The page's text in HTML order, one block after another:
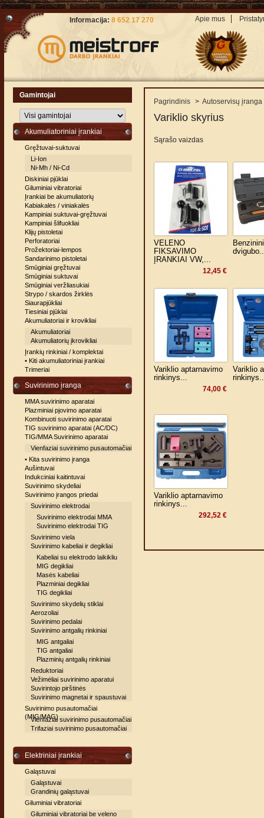
Apie mus
Informacija: 8 652 17 270
Gamintojai
Akumuliatoriniai įrankiai
Gręžtuvai-suktuvai
Li-Ion
Ni-Mh / Ni-Cd
Diskiniai pjūklai
Giluminiai vibratoriai
Įrankiai be akumuliatorių
Kabiakalės / viniakalės
Kampiniai suktuvai-gręžtuvai
Kampiniai šlifuokliai
Klijų pistoletai
Perforatoriai
Prožektoriai-lempos
Sandarinimo pistoletai
Smūginiai gręžtuvai
Smūginiai suktuvai
Smūginiai veržliasukiai
Strypo / skardos žirklės
Siaurapjūkliai
Tiesiniai pjūklai
Akumuliatoriai ir krovikliai
Akumuliatoriai
Akumuliatorių įkrovikliai
Įrankių rinkiniai / komplektai
• Kiti akumuliatoriniai įrankiai
Trimeriai
Suvirinimo įranga
MMA suvirinimo aparatai
Plazminiai pjovimo aparatai
Kombinuoti suvirinimo aparatai
TIG suvirinimo aparatai (AC/DC)
TIG/MMA Suvirinimo aparatai
Vienfaziai suvirinimo pusautomačiai
• Kita suvirinimo įranga
Aušintuvai
Indukciniai kaitintuvai
Suvirinimo skydeliai
Suvirinimo įrangos priedai
Suvirinimo elektrodai
Suvirinimo elektrodai MMA
Suvirinimo elektrodai TIG
Suvirinimo viela
Suvirinimo kabeliai ir degikliai
Kabeliai su elektrodo laikikliu
MIG degikliai
Masės kabeliai
Plazminiai degikliai
TIG degikliai
Suvirinimo skydelių stiklai
Aerozoliai
Suvirinimo pedalai
Suvirinimo antgalių rinkiniai
MIG antgaliai
TIG antgaliai
Plazminių antgalių rinkiniai
Reduktoriai
Vežimėliai suvirinimo aparatui
Suvirintojo pirštinės
Suvirinimo magnetai ir spaustuvai
Suvirinimo pusautomačiai
(MIG/MAG)
Vienfaziai suvirinimo pusautomačiai
Trifaziai suvirinimo pusautomačiai
Elektriniai įrankiai
Galąstuvai
Galąstuvai
Grandinių galąstuvai
Giluminiai vibratoriai
Giluminiai vibratoriai be veleno
Pagrindinis > Autoservisų įranga
Variklio skyrius
Sąrašo vaizdas
VELENO
FIKSAVIMO
ĮRANKIAI VW,...
12,45 €
Variklio aptarnavimo
rinkinys...
74,00 €
Variklio
Variklio aptarnavimo
rinkinys...
292,52 €